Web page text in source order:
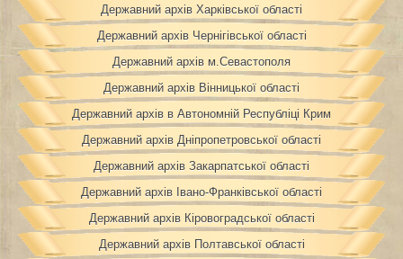
Державний архів Харківської області
Державний архів Чернігівської області
Державний архів м.Севастополя
Державний архів Вінницької області
Державний архів в Автономній Республіці Крим
Державний архів Дніпропетровської області
Державний архів Закарпатської області
Державний архів Івано-Франківської області
Державний архів Кіровоградської області
Державний архів Полтавської області